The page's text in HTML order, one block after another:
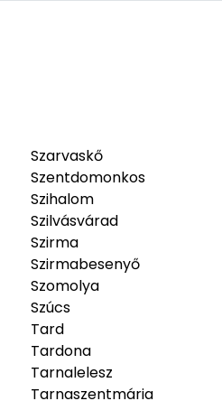
Szarvaskő
Szentdomonkos
Szihalom
Szilvásvárad
Szirma
Szirmabesenyő
Szomolya
Szúcs
Tard
Tardona
Tarnalelesz
Tarnaszentmária